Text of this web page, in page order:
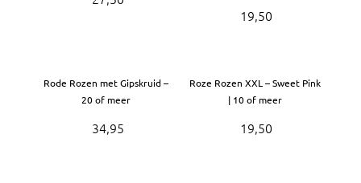
19,50
Rode Rozen met Gipskruid –
20 of meer
34,95
Roze Rozen XXL – Sweet Pink
| 10 of meer
19,50